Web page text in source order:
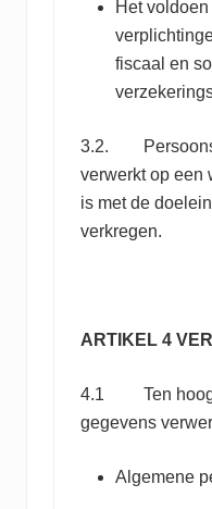
Het
fiscaal en
3.2.
verwerkt op een
is met de
verkregen.
ARTIKEL 4
4.1 Ten
gegevens
Algemene